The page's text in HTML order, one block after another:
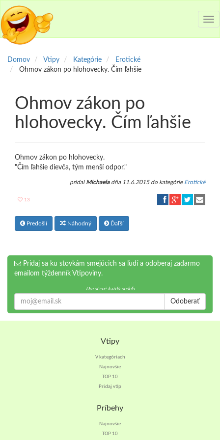
Domov Vtipy Kategórie
Erotické
Ohmov zákon po hlohovecky. Čím ľahšie
Ohmov zákon po
hlohovecky. Čím ľahšie
Ohmov zákon po hlohovecky.
"Čím ľahšie dievča, tým menší odpor."
pridal Michaeladňa 11.6.2015 do kategórie Erotické
13
Predošlí Náhodný Ďaľší
Pridaj sa ku stovkám smejúcich sa ľudí a odoberaj zadarmo
emailom týždenník Vtipoviny.
Doručené každú nedeľu
Odoberať
Vtipy
V kategóriach
Najnovšie
TOP 10
Pridaj vtip
Príbehy
Najnovšie
TOP 10